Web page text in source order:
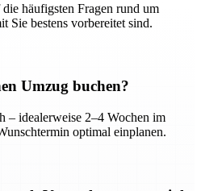
häufigsten Fragen rund um
Sie bestens vorbereitet sind.
Umzug buchen?
– idealerweise 2–4 Wochen im
optimal einplanen.